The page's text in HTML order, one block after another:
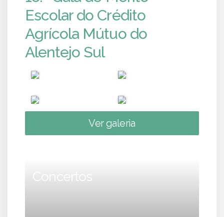
Escolar do Crédito
Agrícola Mútuo do
Alentejo Sul
Ver galeria
Concertos